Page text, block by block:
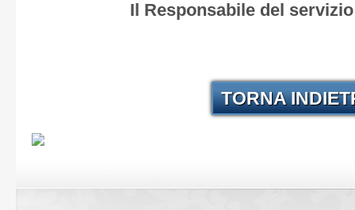
Il Responsabile del
TORNA